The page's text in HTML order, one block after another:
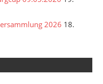
2026 18.